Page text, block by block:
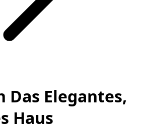
Das Elegantes,
Haus